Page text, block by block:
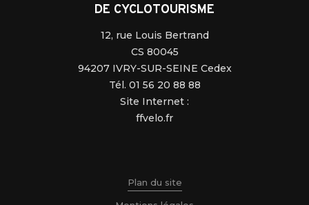
DE CYCLOTOURISME
12, rue Louis Bertrand
CS 80045
94207 IVRY-SUR-SEINE Cedex
Tél. 01 56 20 88 88
Site Internet :
ffvelo.fr
Plan du site